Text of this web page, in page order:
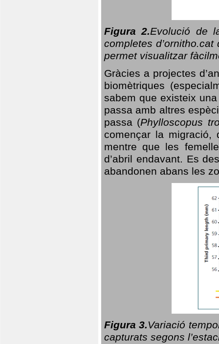
Figura 2.Evolució de
completes
permet visualitzar
Gràcies a projectes
biomètriques
sabem que existeix
passa amb altres
passa (Phylloscopus
començar la migració,
mentre que les
d’abril endavant. Es
abandonen abans les
Figura 3.Variació
capturats segons